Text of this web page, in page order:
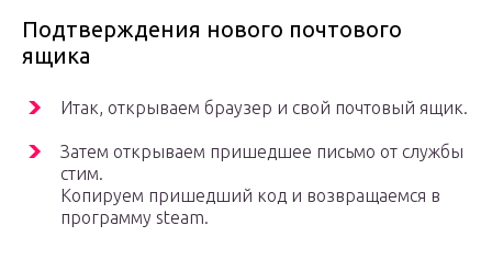
Подтверждения нового почтового
ящика
Итак, открываем браузер и свой почтовый ящик.
Затем открываем пришедшее письмо от службы
стим.
Копируем пришедший код и возвращаемся в
программу steam.